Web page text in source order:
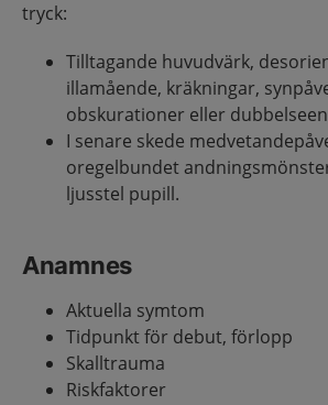
tryck:
Tilltagande huvudvärk,
illamående, kräkningar,
obskurationer eller
I senare skede
oregelbundet
ljusstel pupill.
Anamnes
Aktuella symtom
Tidpunkt för debut, förlopp
Skalltrauma
Riskfaktorer